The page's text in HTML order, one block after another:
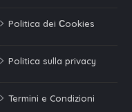
Politica dei Сookies
Politica sulla privacy
Termini e Condizioni